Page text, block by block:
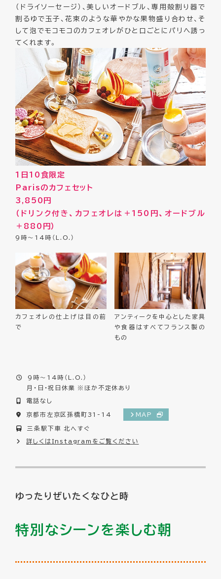
（ドライソーセージ）、美しいオードブル、専用殻割り器で
割るゆで玉子、花束のような華やかな果物盛り合わせ、そ
して泡でモコモコのカフェオレがひと口ごとにパリへ誘っ
てくれます。
1日10食限定
Parisのカフェセット
3,850円
（ドリンク付き、カフェオレは＋150円、オードブル
＋880円）
9時～14時（L.O.）
カフェオレの仕上げは目の前
で
アンティークを中心とした家具
や食器はすべてフランス製の
もの
9時～14時（L.O.）
月・日・祝日休業 ※ほか不定休あり
電話なし
京都市左京区孫橋町31-14
MAP
三条駅下車 北へすぐ
詳しくはInstagramをご覧ください
ゆったりぜいたくなひと時
特別なシーンを楽しむ朝